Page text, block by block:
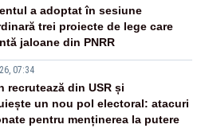
a adoptat în sesiune
trei proiecte de lege care
jaloane din PNRR
07:34
recrutează din USR și
un nou pol electoral: atacuri
pentru menținerea la putere